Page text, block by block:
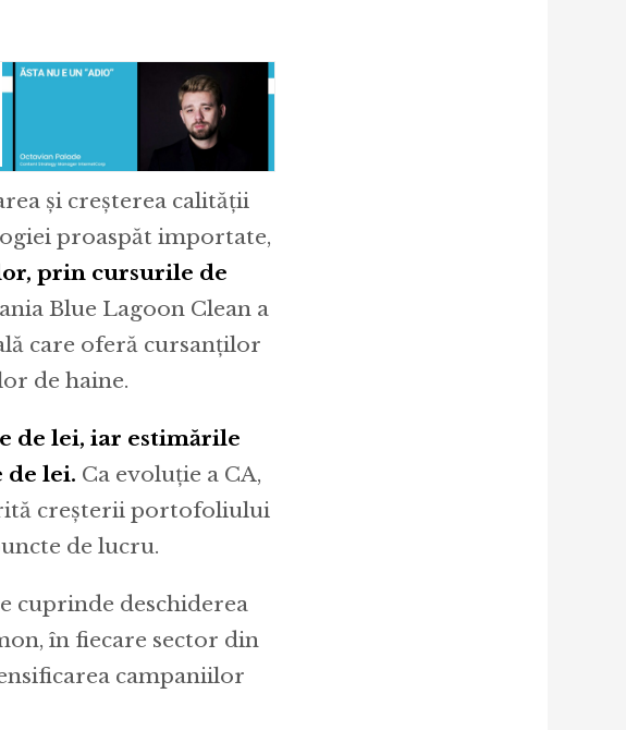
și creșterea calității
proaspăt importate,
prin cursurile de
Blue Lagoon Clean a
care oferă cursanților
de haine.
de lei, iar estimările
de lei. Ca evoluție a CA,
creșterii portofoliului
de lucru.
cuprinde deschiderea
în fiecare sector din
campaniilor